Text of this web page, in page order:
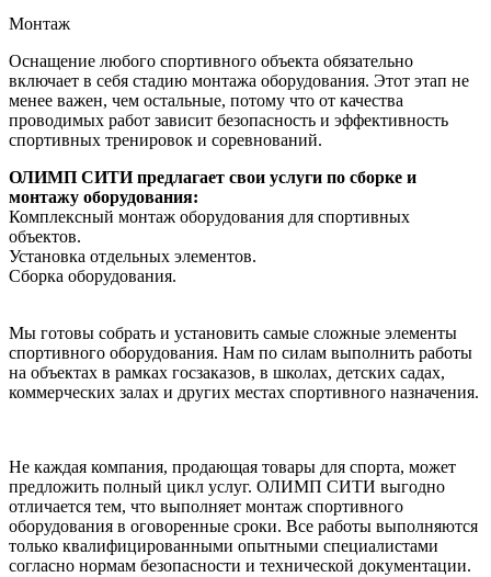
Монтаж
Оснащение любого спортивного объекта обязательно
включает в себя стадию монтажа оборудования. Этот этап не
менее важен, чем остальные, потому что от качества
проводимых работ зависит безопасность и эффективность
спортивных тренировок и соревнований.
ОЛИМП СИТИ предлагает свои услуги по сборке и
монтажу оборудования:
Комплексный монтаж оборудования для спортивных
объектов.
Установка отдельных элементов.
Сборка оборудования.
Мы готовы собрать и установить самые сложные элементы
спортивного оборудования. Нам по силам выполнить работы
на объектах в рамках госзаказов, в школах, детских садах,
коммерческих залах и других местах спортивного назначения.
Не каждая компания, продающая товары для спорта, может
предложить полный цикл услуг. ОЛИМП СИТИ выгодно
отличается тем, что выполняет монтаж спортивного
оборудования в оговоренные сроки. Все работы выполняются
только квалифицированными опытными специалистами
согласно нормам безопасности и технической документации.